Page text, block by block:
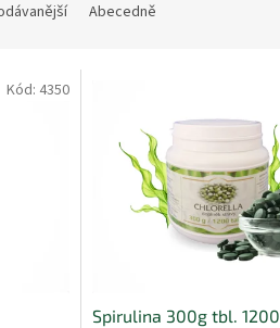
Abecedně
Kód: 4350
Spirulina 300g tbl. 1200